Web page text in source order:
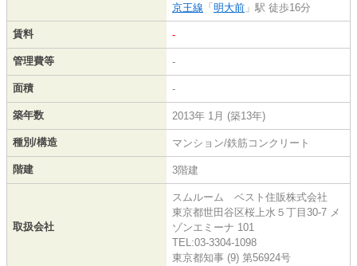
京王線 「 明大前 」駅 徒歩16分
賃料 -
管理費等 -
面積 -
築年数 2013年 1月 (築13年)
種別/構造 マンション/鉄筋コンクリート
階建 3階建
取扱会社
スムルーム ベスト住販株式会社
東京都世田谷区桜上水５丁目30-7 メ
ゾンエミーナ 101
TEL:03-3304-1098
東京都知事 (9) 第56924号